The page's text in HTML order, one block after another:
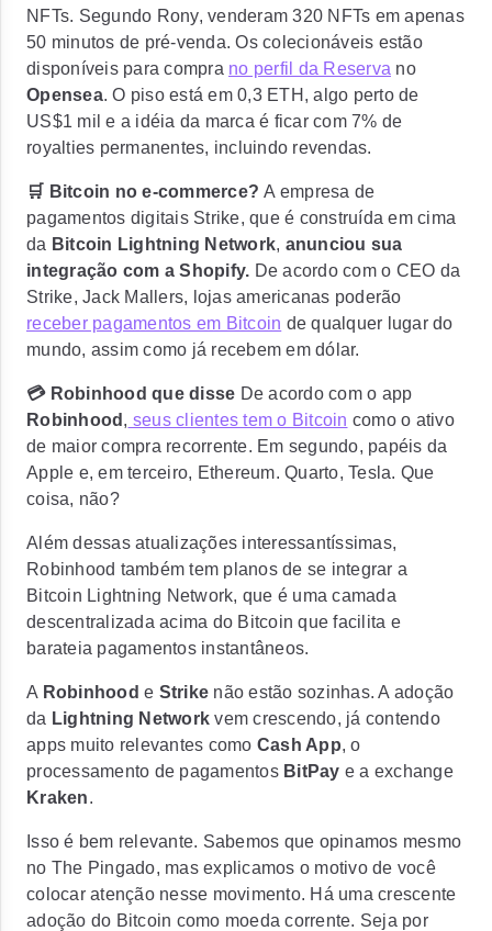
NFTs. Segundo Rony, venderam 320 NFTs em apenas
50 minutos de pré-venda. Os colecionáveis estão
disponíveis para compra no perfil da Reserva no
Opensea. O piso está em 0,3 ETH, algo perto de
US$1 mil e a idéia da marca é ficar com 7% de
royalties permanentes, incluindo revendas.
🛒 Bitcoin no e-commerce?A empresa de
pagamentos digitais Strike, que é construída em cima
da Bitcoin Lightning Network, anunciou sua
integração com a Shopify. De acordo com o CEO da
Strike, Jack Mallers, lojas americanas poderão
receber pagamentos em Bitcoin de qualquer lugar do
mundo, assim como já recebem em dólar.
💳 Robinhood que disse De acordo com o app
Robinhood , seus clientes tem o Bitcoin como o ativo
de maior compra recorrente. Em segundo, papéis da
Apple e, em terceiro, Ethereum. Quarto, Tesla. Que
coisa, não?
Além dessas atualizações interessantíssimas,
Robinhood também tem planos de se integrar a
Bitcoin Lightning Network, que é uma camada
descentralizada acima do Bitcoin que facilita e
barateia pagamentos instantâneos.
A Robinhood e Strike não estão sozinhas. A adoção
da Lightning Network vem crescendo, já contendo
apps muito relevantes como Cash App, o
processamento de pagamentos BitPay e a exchange
Kraken.
Isso é bem relevante. Sabemos que opinamos mesmo
no The Pingado, mas explicamos o motivo de você
colocar atenção nesse movimento. Há uma crescente
adoção do Bitcoin como moeda corrente. Seja por